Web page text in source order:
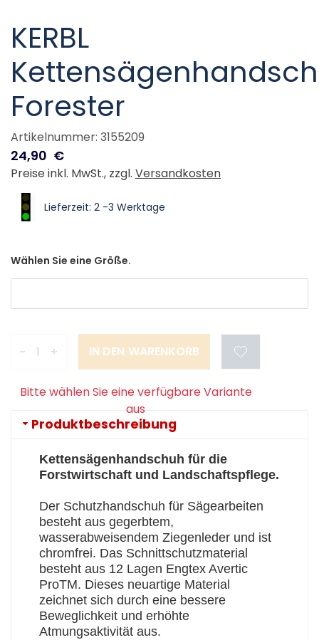
KERBL
Forester
Artikelnummer: 3155209
24,90 €
Preise inkl. MwSt., zzgl. Versandkosten
Lieferzeit: 2 -3 Werktage
Wählen Sie eine Größe.
- +
Bitte wählen Sie eine verfügbare Variante
aus
Produktbeschreibung
Kettensägenhandschuh für die
Forstwirtschaft und Landschaftspflege.
Der Schutzhandschuh für Sägearbeiten
besteht aus gegerbtem,
wasserabweisendem Ziegenleder und ist
chromfrei. Das Schnittschutzmaterial
besteht aus 12 Lagen Engtex Avertic
ProTM. Dieses neuartige Material
zeichnet sich durch eine bessere
Beweglichkeit und erhöhte
Atmungsaktivität aus.